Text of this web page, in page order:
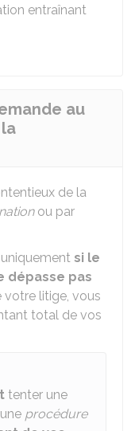
entraînant
au
de la
ou par
uniquement si le
dépasse pas
votre litige, vous
total de vos
tenter une
procédure